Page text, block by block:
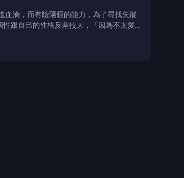
血滴，而有陰陽眼的能力，為了尋找失蹤
跟自己的性格反差較大，「因為不太愛說